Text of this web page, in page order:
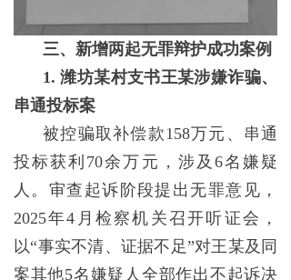
三、新增两起无罪辩护成功案例
1. 潍坊某村支书王某涉嫌诈骗、
串通投标案
被控骗取补偿款158万元、串通
投标获利70余万元，涉及6名嫌疑
人。审查起诉阶段提出无罪意见，
2025年4月检察机关召开听证会，
以“事实不清、证据不足”对王某及同
案其他5名嫌疑人全部作出不起诉决